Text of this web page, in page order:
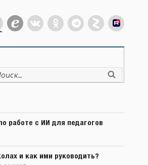
работе с ИИ для педагогов
и как ими руководить?